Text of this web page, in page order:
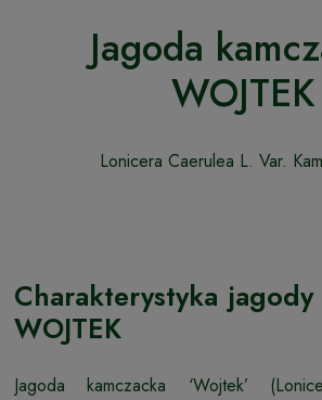
Jagoda
WOJTEK
Lonicera Caerulea L. Var.
Charakterystyka jagody
WOJTEK
Jagoda kamczacka ‘Wojtek’